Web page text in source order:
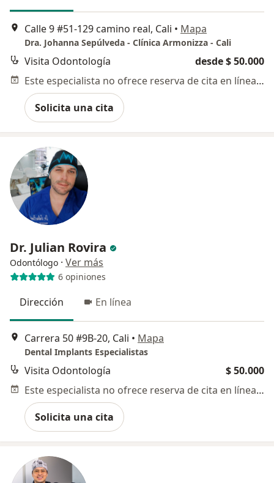
Calle 9 #51-129 camino real, Cali • Mapa
Dra. Johanna Sepúlveda - Clínica Armonizza - Cali
Visita Odontología
desde $ 50.000
Este especialista no ofrece reserva de cita en línea en esta dirección.
Solicita una cita
Dr. Julian Rovira
Odontólogo · Ver más
6 opiniones
Dirección En línea
Carrera 50 #9B-20, Cali • Mapa
Dental Implants Especialistas
Visita Odontología
$ 50.000
Este especialista no ofrece reserva de cita en línea en esta dirección.
Solicita una cita